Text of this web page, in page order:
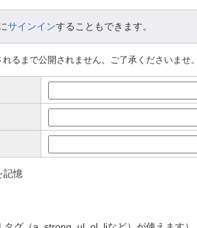
サインインすることもできます。
るまで公開されません。ご了承くださいませ
記憶